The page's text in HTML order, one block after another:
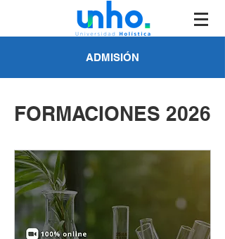
ADMISIÓN
FORMACIONES 2026